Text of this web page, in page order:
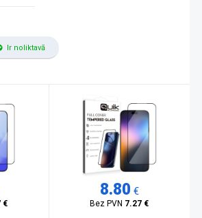
Ir noliktavā
€
8.80 €
Bez PVN 7.27 €